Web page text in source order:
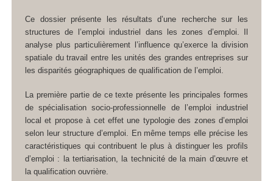
Ce dossier présente les résultats d’une recherche sur les
structures de l’emploi industriel dans les zones d’emploi. Il
analyse plus particulièrement l’influence qu’exerce la division
spatiale du travail entre les unités des grandes entreprises sur
les disparités géographiques de qualification de l’emploi.
La première partie de ce texte présente les principales formes
de spécialisation socio-professionnelle de l’emploi industriel
local et propose à cet effet une typologie des zones d’emploi
selon leur structure d’emploi. En même temps elle précise les
caractéristiques qui contribuent le plus à distinguer les profils
d’emploi : la tertiarisation, la technicité de la main d’œuvre et
la qualification ouvrière.